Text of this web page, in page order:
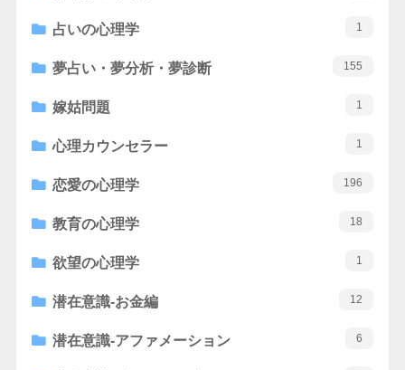
占いの心理学 1
夢占い・夢分析・夢診断 155
嫁姑問題 1
心理カウンセラー 1
恋愛の心理学 196
教育の心理学 18
欲望の心理学 1
潜在意識-お金編 12
潜在意識-アファメーション 6